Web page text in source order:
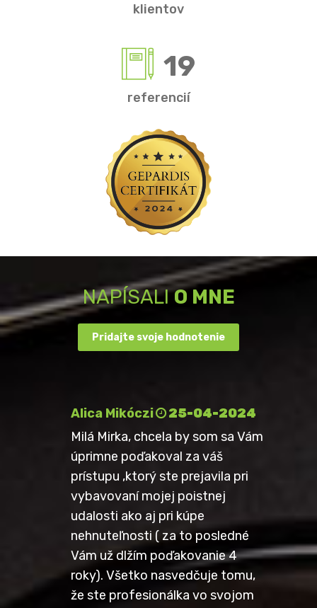
klientov
19
referencií
NAPÍSALIO MNE
Pridajte svoje hodnotenie
Alica Mikóczi
25-04-2024
Milá Mirka, chcela by som sa Vám
úprimne poďakoval za váš
prístupu ,ktorý ste prejavila pri
vybavovaní mojej poistnej
udalosti ako aj pri kúpe
nehnuteľnosti ( za to posledné
Vám už dlžím poďakovanie 4
roky). Všetko nasvedčuje tomu,
že ste profesionálka vo svojom